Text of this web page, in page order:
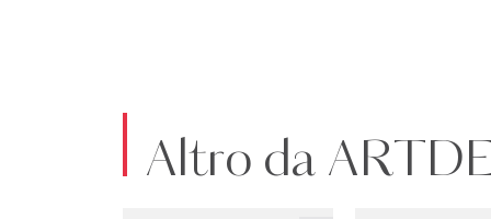
Altro da